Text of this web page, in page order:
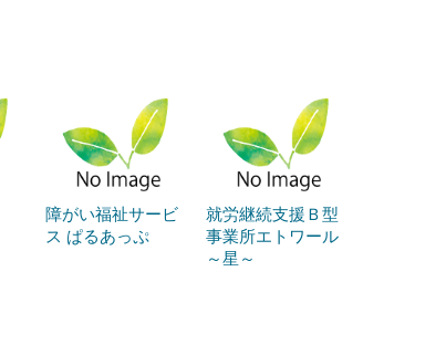
障がい福祉サービ
ス ぱるあっぷ
就労継続支援Ｂ型
事業所エトワール
～星～